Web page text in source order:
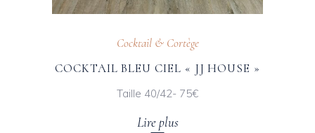
Cocktail & Cortège
COCKTAIL BLEU CIEL « JJ HOUSE »
Taille 40/42- 75€
Lire plus